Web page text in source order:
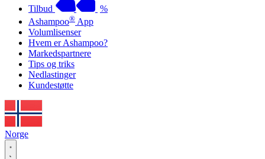
Tilbud
%
Ashampoo® App
Volumlisenser
Hvem er Ashampoo?
Markedspartnere
Tips og triks
Nedlastinger
Kundestøtte
Norge